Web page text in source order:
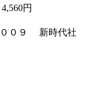
円
０９ 新時代社